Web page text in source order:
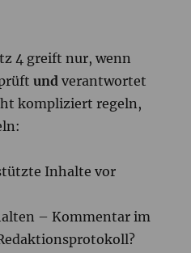
4 greift nur, wenn
und verantwortet
kompliziert regeln,
Inhalte vor
– Kommentar im